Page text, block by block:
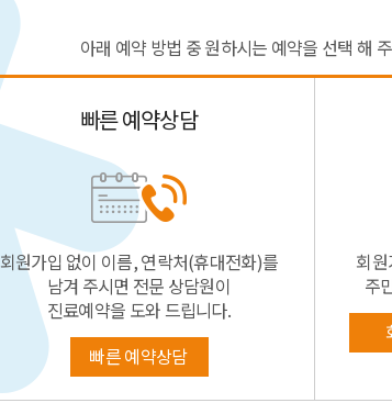
아래 예약 방법 중 원하시는 예약을 선택 해
빠른 예약상담
회원가입 없이 이름, 연락처(휴대전화)를
남겨 주시면 전문 상담원이
진료예약을 도와 드립니다.
빠른 예약상담
회
주